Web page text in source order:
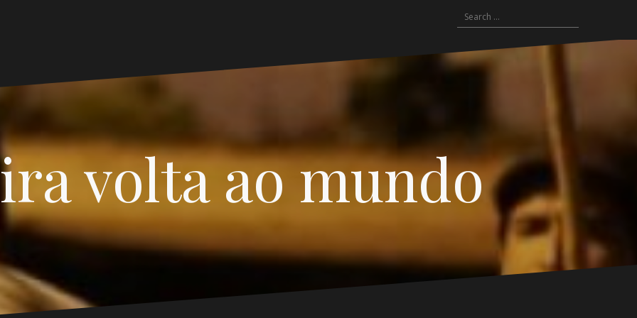
Search
for:
volta ao mundo